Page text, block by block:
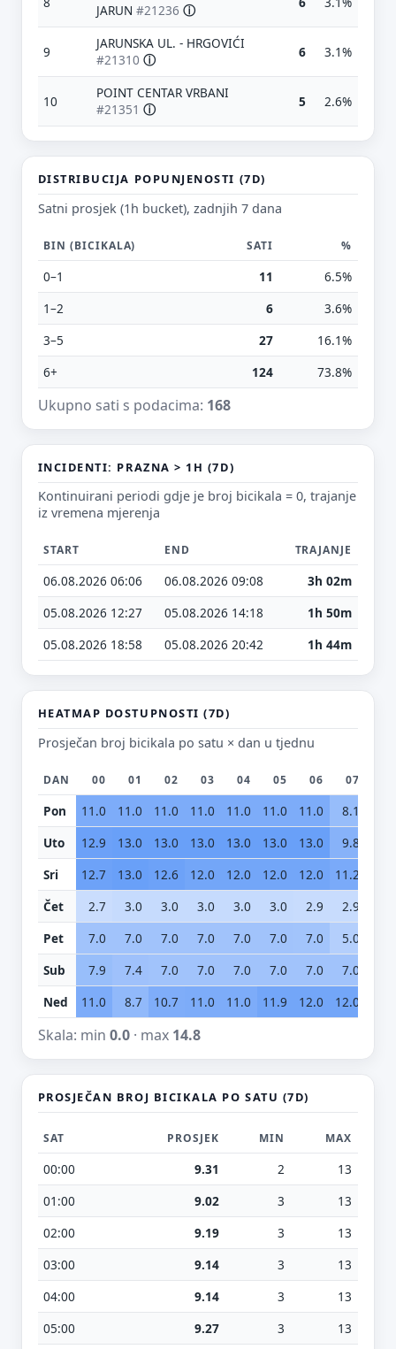
JARUN #21236 ⓘ
9
JARUNSKA UL. - HRGOVIĆI
#21310 ⓘ 6 3.1%
10
POINT CENTAR VRBANI
#21351 ⓘ 5 2.6%
DISTRIBUCIJA POPUNJENOSTI (7D)
Satni prosjek (1h bucket), zadnjih 7 dana
BIN (BICIKALA) SATI %
0–1 11
6.5%
1–2
6
3.6%
3–5
27
16.1%
6+
124 73.8%
Ukupno sati s podacima: 168
INCIDENTI: PRAZNA > 1H (7D)
Kontinuirani periodi gdje je broj bicikala = 0, trajanje
iz vremena mjerenja
START END TRAJANJE
06.08.2026 06:06 06.08.2026 09:08
3h 02m
05.08.2026 12:27
05.08.2026 14:18
1h 50m
05.08.2026 18:58
05.08.2026 20:42 1h 44m
HEATMAP DOSTUPNOSTI (7D)
Prosječan broj bicikala po satu × dan u tjednu
DAN 00 01 02 03 04 05 06 07
Pon 11.0 11.0 11.0 11.0 11.0 11.0 11.0 8.1
Uto
12.9 13.0 13.0 13.0 13.0 13.0 13.0 9.8
Sri
12.7 13.0 12.6 12.0 12.0 12.0 12.0 11.2
Čet
2.7 3.0 3.0 3.0 3.0 3.0 2.9 2.9
Pet
7.0 7.0 7.0 7.0 7.0 7.0 7.0 5.0
Sub
7.9 7.4 7.0 7.0 7.0 7.0 7.0 7.0
Ned
11.0 8.7 10.7 11.0 11.0 11.9 12.0 12.0
Skala: min 0.0· max 14.8
PROSJEČAN BROJ BICIKALA PO SATU (7D)
SAT PROSJEK MIN MAX
00:00 9.31 2
13
01:00
9.02 3
13
02:00
9.19 3
13
03:00
9.14 3
13
04:00
9.14 3
13
05:00
9.27 3
13
Predloži poboljšanje ove stranice
Što bi ti ovdje bilo korisno? Koje pitanje želiš da ova
stranica može odgovoriti? (npr. “kada je
usporediti?”)
Vrsta poruke
Povratna informacija
Prijava problema
Tvoj prijedlog
E-mail (opcionalno)
Pošalji